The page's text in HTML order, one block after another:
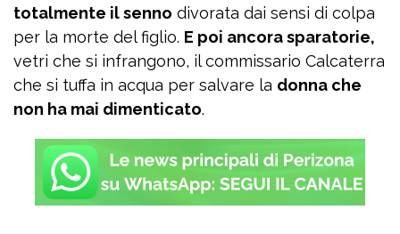
totalmente il senno divorata dai sensi di colpa
per la morte del figlio. E poi ancora sparatorie,
vetri che si infrangono, il commissario Calcaterra
che si tuffa in acqua per salvare la donna che
non ha mai dimenticato.